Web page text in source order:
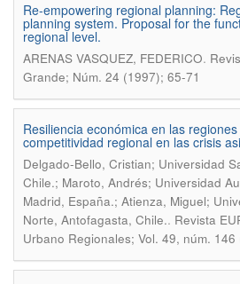
Re-empowering regional planning:
planning system. Proposal for the
regional level.
ARENAS VASQUEZ, FEDERICO.
Grande; Núm. 24 (1997); 65-71
Resiliencia económica en las
competitividad regional en las crisis
Delgado-Bello, Cristian; Universidad
Chile.; Maroto, Andrés; Universidad
Madrid, España.; Atienza, Miguel;
Norte, Antofagasta, Chile.. Revista
Urbano Regionales; Vol. 49, núm. 146